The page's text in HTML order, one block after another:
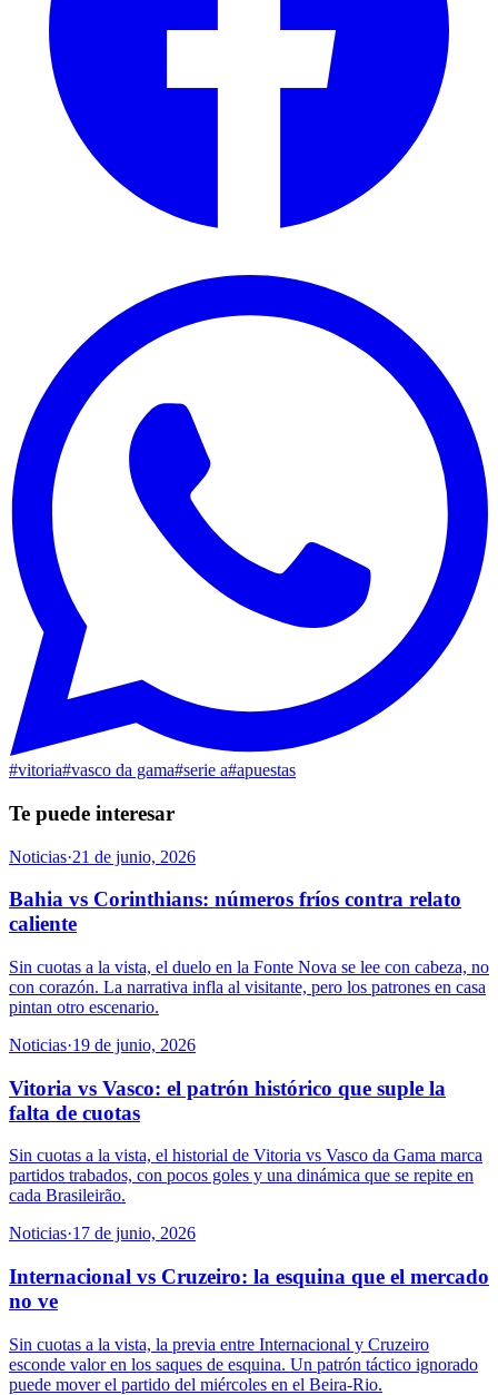
#vitoria#vasco da gama#serie a#apuestas
Te puede interesar
Noticias·21 de junio, 2026
Bahia vs Corinthians: números fríos contra relato
caliente
Sin cuotas a la vista, el duelo en la Fonte Nova se lee con cabeza, no
con corazón. La narrativa infla al visitante, pero los patrones en casa
pintan otro escenario.
Noticias·19 de junio, 2026
Vitoria vs Vasco: el patrón histórico que suple la
falta de cuotas
Sin cuotas a la vista, el historial de Vitoria vs Vasco da Gama marca
partidos trabados, con pocos goles y una dinámica que se repite en
cada Brasileirão.
Noticias·17 de junio, 2026
Internacional vs Cruzeiro: la esquina que el mercado
no ve
Sin cuotas a la vista, la previa entre Internacional y Cruzeiro
esconde valor en los saques de esquina. Un patrón táctico ignorado
puede mover el partido del miércoles en el Beira-Rio.